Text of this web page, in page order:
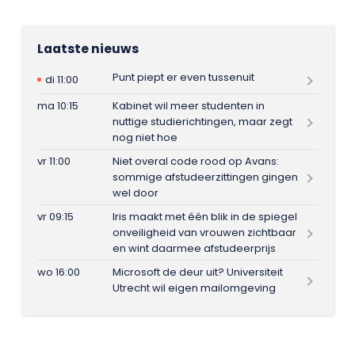
Laatste nieuws
di 11:00
Punt piept er even tussenuit
ma 10:15
Kabinet wil meer studenten in
nuttige studierichtingen, maar zegt
nog niet hoe
vr 11:00
Niet overal code rood op Avans:
sommige afstudeerzittingen gingen
wel door
vr 09:15
Iris maakt met één blik in de spiegel
onveiligheid van vrouwen zichtbaar
en wint daarmee afstudeerprijs
wo 16:00
Microsoft de deur uit? Universiteit
Utrecht wil eigen mailomgeving